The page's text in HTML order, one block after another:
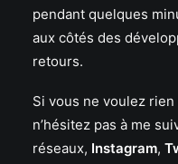
pendant quelques
aux côtés des
retours.
Si vous ne voulez
n’hésitez pas à me
réseaux, Instagram,